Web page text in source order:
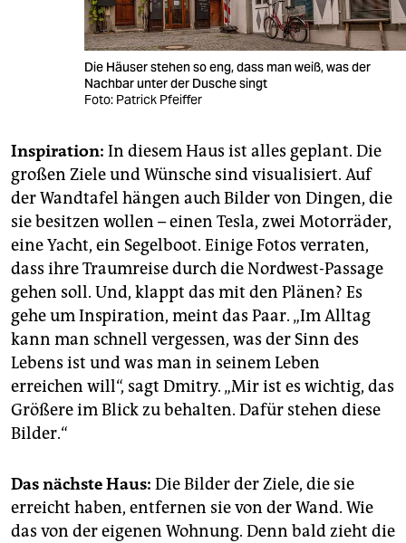
Die Häuser stehen so eng, dass man weiß, was der
Nachbar unter der Dusche singt
Foto: Patrick Pfeiffer
Inspiration: In diesem Haus ist alles geplant. Die
großen Ziele und Wünsche sind visualisiert. Auf
der Wandtafel hängen auch Bilder von Dingen, die
sie besitzen wollen – einen Tesla, zwei Motorräder,
eine Yacht, ein Segelboot. Einige Fotos verraten,
dass ihre Traumreise durch die Nordwest-Passage
gehen soll. Und, klappt das mit den Plänen? Es
gehe um Inspiration, meint das Paar. „Im Alltag
kann man schnell vergessen, was der Sinn des
Lebens ist und was man in seinem Leben
erreichen will“, sagt Dmitry. „Mir ist es wichtig, das
Größere im Blick zu behalten. Dafür stehen diese
Bilder.“
Das nächste Haus: Die Bilder der Ziele, die sie
erreicht haben, entfernen sie von der Wand. Wie
das von der eigenen Wohnung. Denn bald zieht die